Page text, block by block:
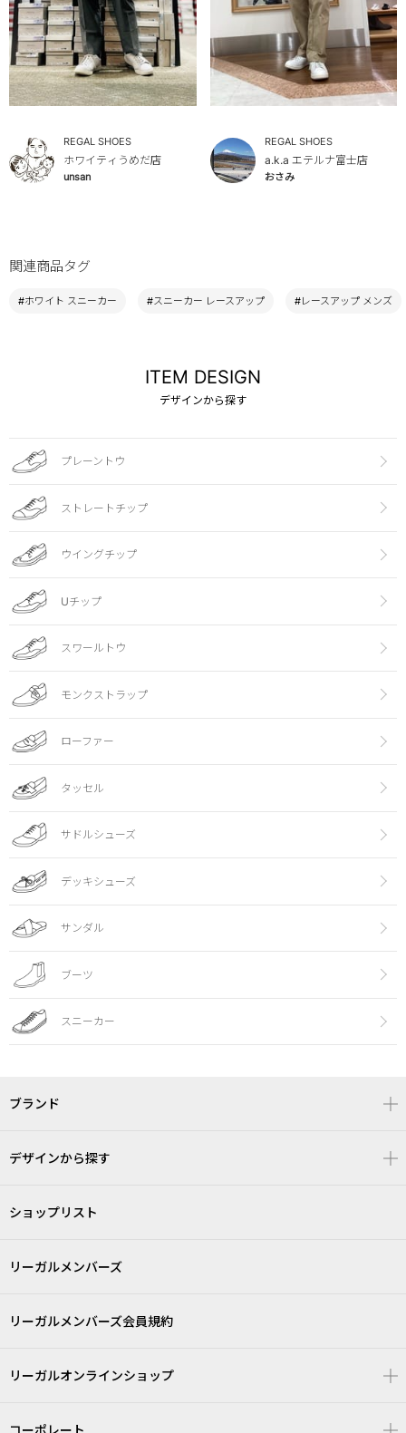
REGAL SHOES
ホワイティうめだ店
unsan
REGAL SHOES
a.k.a エテルナ富士店
おさみ
関連商品タグ
#ホワイト スニーカー #スニーカー レースアップ #レースアップ メンズ
ITEM DESIGN
デザインから探す
プレーントウ
ストレートチップ
ウイングチップ
Uチップ
スワールトウ
モンクストラップ
ローファー
タッセル
サドルシューズ
デッキシューズ
サンダル
ブーツ
スニーカー
ブランド
デザインから探す
ショップリスト
リーガルメンバーズ
リーガルメンバーズ会員規約
リーガルオンラインショップ
コーポレート